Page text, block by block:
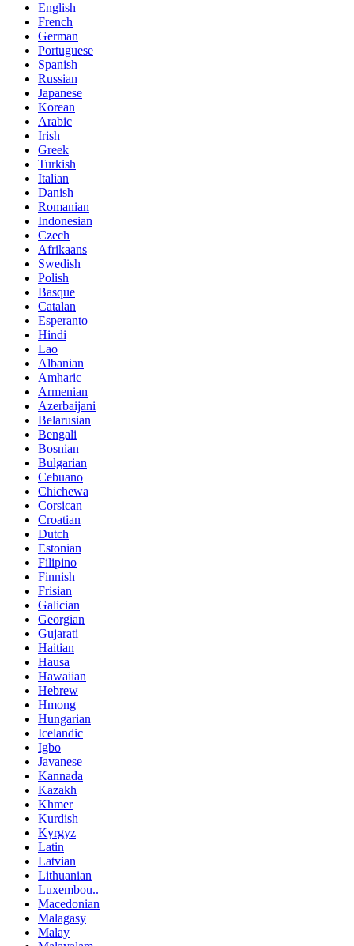
English
French
German
Portuguese
Spanish
Russian
Japanese
Korean
Arabic
Irish
Greek
Turkish
Italian
Danish
Romanian
Indonesian
Czech
Afrikaans
Swedish
Polish
Basque
Catalan
Esperanto
Hindi
Lao
Albanian
Amharic
Armenian
Azerbaijani
Belarusian
Bengali
Bosnian
Bulgarian
Cebuano
Chichewa
Corsican
Croatian
Dutch
Estonian
Filipino
Finnish
Frisian
Galician
Georgian
Gujarati
Haitian
Hausa
Hawaiian
Hebrew
Hmong
Hungarian
Icelandic
Igbo
Javanese
Kannada
Kazakh
Khmer
Kurdish
Kyrgyz
Latin
Latvian
Lithuanian
Luxembou..
Macedonian
Malagasy
Malay